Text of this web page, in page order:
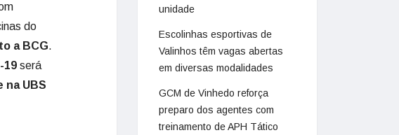
do
a BCG.
19 será
na UBS
unidade
Escolinhas esportivas de
Valinhos têm vagas abertas
em diversas modalidades
GCM de Vinhedo reforça
preparo dos agentes com
treinamento de APH Tático